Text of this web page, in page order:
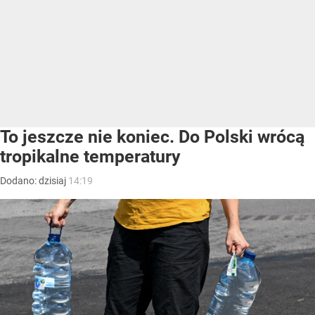
To jeszcze nie koniec. Do Polski wrócą
tropikalne temperatury
Dodano:dzisiaj 14:19